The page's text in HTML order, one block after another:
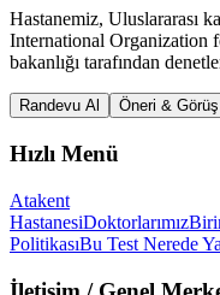
Hastanemiz, Uluslararası
International Organization
bakanlığı tarafından
Randevu Al Öneri &
Hızlı Menü
Atakent
HastanesiDoktorlarımız
PolitikasıBu Test Nerede